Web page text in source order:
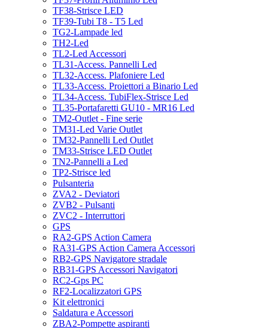
TF38-Strisce LED
TF39-Tubi T8 - T5 Led
TG2-Lampade led
TH2-Led
TL2-Led Accessori
TL31-Access. Pannelli Led
TL32-Access. Plafoniere Led
TL33-Access. Proiettori a Binario Led
TL34-Access. TubiFlex-Strisce Led
TL35-Portafaretti GU10 - MR16 Led
TM2-Outlet - Fine serie
TM31-Led Varie Outlet
TM32-Pannelli Led Outlet
TM33-Strisce LED Outlet
TN2-Pannelli a Led
TP2-Strisce led
Pulsanteria
ZVA2 - Deviatori
ZVB2 - Pulsanti
ZVC2 - Interruttori
GPS
RA2-GPS Action Camera
RA31-GPS Action Camera Accessori
RB2-GPS Navigatore stradale
RB31-GPS Accessori Navigatori
RC2-Gps PC
RF2-Localizzatori GPS
Kit elettronici
Saldatura e Accessori
ZBA2-Pompette aspiranti